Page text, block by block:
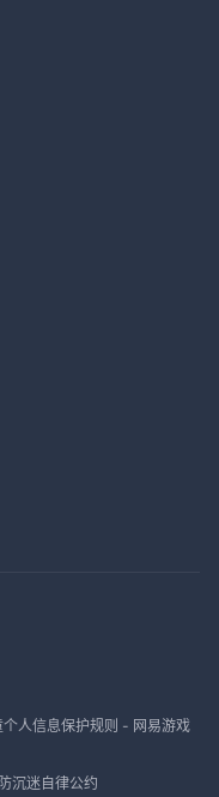
人信息保护规则 - 网易游戏
沉迷自律公约